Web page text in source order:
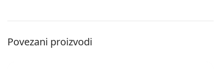
Povezani proizvodi